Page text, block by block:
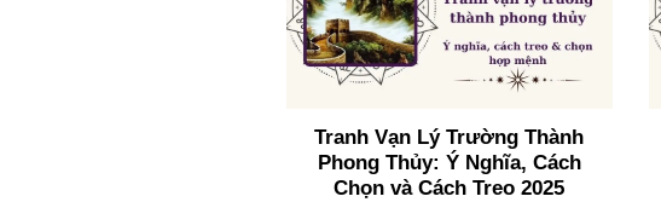
Tranh Vạn Lý Trường Thành
Phong Thủy: Ý Nghĩa, Cách
Chọn và Cách Treo 2025